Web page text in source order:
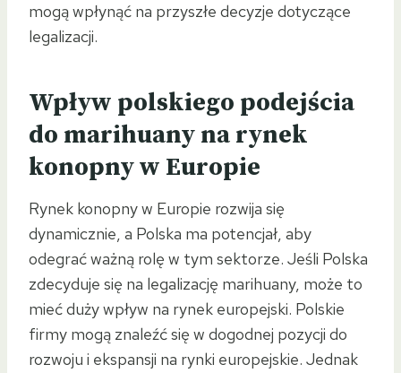
mogą wpłynąć na przyszłe decyzje dotyczące
legalizacji.
Wpływ polskiego podejścia
do marihuany na rynek
konopny w Europie
Rynek konopny w Europie rozwija się
dynamicznie, a Polska ma potencjał, aby
odegrać ważną rolę w tym sektorze. Jeśli Polska
zdecyduje się na legalizację marihuany, może to
mieć duży wpływ na rynek europejski. Polskie
firmy mogą znaleźć się w dogodnej pozycji do
rozwoju i ekspansji na rynki europejskie. Jednak